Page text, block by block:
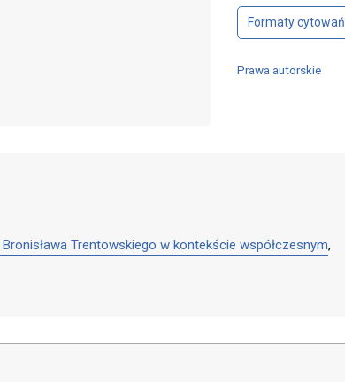
Formaty cytowań
Prawa autorskie
Trentowskiego w kontekście współczesnym,